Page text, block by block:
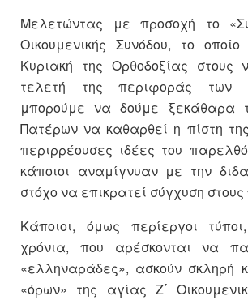
Μελετώντας με προσοχή το
Οικουμενικής Συνόδου, το
Κυριακή της Ορθοδοξίας στους
τελετή της περιφοράς των
μπορούμε να δούμε ξεκάθαρα
Πατέρων να καθαρθεί η πίστη
περιρρέουσες ιδέες του
κάποιοι αναμίγνυαν με την
στόχο να επικρατεί σύγχυση στους
Κάποιοι, όμως περίεργοι
χρόνια, που αρέσκονται να
«ελληναράδες», ασκούν σκληρή
«όρων» της αγίας Ζ΄